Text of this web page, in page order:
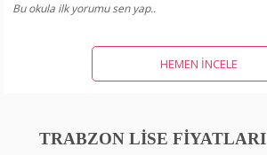
Bu okula ilk yorumu sen yap..
HEMEN İNCELE
TRABZON LİSE FİYATLARI